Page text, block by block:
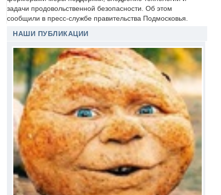
задачи продовольственной безопасности. Об этом
сообщили в пресс-службе правительства Подмосковья.
НАШИ ПУБЛИКАЦИИ